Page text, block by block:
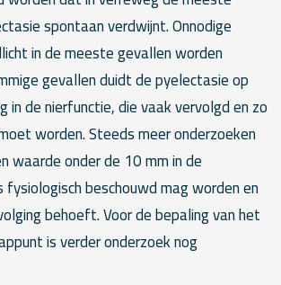
spontaan verdwijnt. Onnodige
in de meeste gevallen worden
gevallen duidt de pyelectasie op
in de nierfunctie, die vaak vervolgd en zo
worden. Steeds meer onderzoeken
waarde onder de 10 mm in de
beschouwd mag worden en
behoeft. Voor de bepaling van het
is verder onderzoek nog